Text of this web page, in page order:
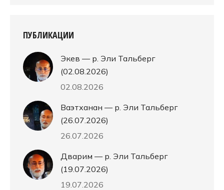
ПУБЛИКАЦИИ
Экев — р. Эли Тальберг
(02.08.2026)
02.08.2026
Ваэтханан — р. Эли Тальберг
(26.07.2026)
26.07.2026
Дварим — р. Эли Тальберг
(19.07.2026)
19.07.2026